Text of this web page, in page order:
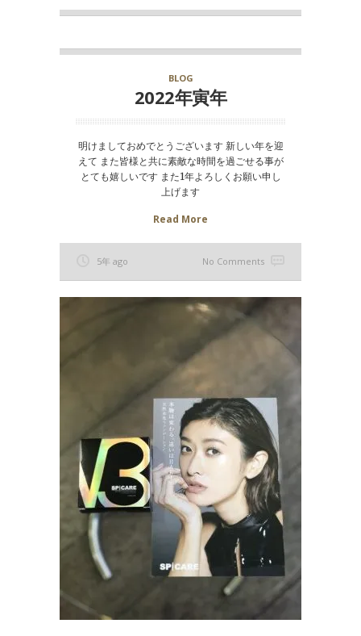
BLOG
2022年寅年
明けましておめでとうございます 新しい年を迎
えて また皆様と共に素敵な時間を過ごせる事が
とても嬉しいです また1年よろしくお願い申し
上げます
Read More
5年 ago No Comments